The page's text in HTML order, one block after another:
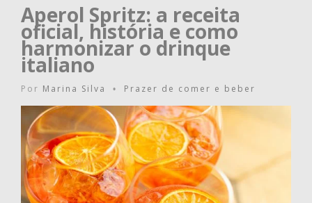
Aperol Spritz: a receita
oficial, história e como
harmonizar o drinque
italiano
Por Marina Silva • Prazer de comer e beber